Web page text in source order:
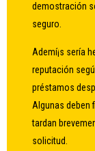
demostración
seguro.
Ademí¡s serí­a
reputación
préstamos
Algunas deben
tardan
solicitud.